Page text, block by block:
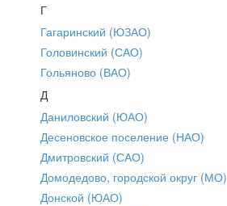
Г
Гагаринский (ЮЗАО)
Головинский (САО)
Гольяново (ВАО)
Д
Даниловский (ЮАО)
Десеновское поселение (НАО)
Дмитровский (САО)
Домодедово, городской округ (МО)
Донской (ЮАО)